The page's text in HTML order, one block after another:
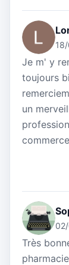
Je m' y
toujours
un
Très